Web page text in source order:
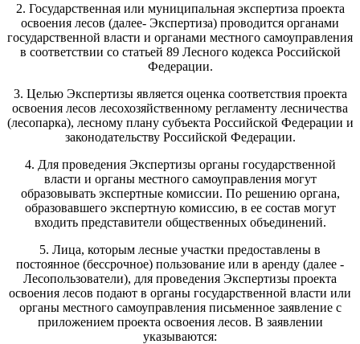
2. Государственная или муниципальная экспертиза проекта
освоения лесов (далее- Экспертиза) проводится органами
государственной власти и органами местного самоуправления
в соответствии со статьей 89 Лесного кодекса Российской
Федерации.
3. Целью Экспертизы является оценка соответствия проекта
освоения лесов лесохозяйственному регламенту лесничества
(лесопарка), лесному плану субъекта Российской Федерации и
законодательству Российской Федерации.
4. Для проведения Экспертизы органы государственной
власти и органы местного самоуправления могут
образовывать экспертные комиссии. По решению органа,
образовавшего экспертную комиссию, в ее состав могут
входить представители общественных объединений.
5. Лица, которым лесные участки предоставлены в
постоянное (бессрочное) пользование или в аренду (далее -
Лесопользователи), для проведения Экспертизы проекта
освоения лесов подают в органы государственной власти или
органы местного самоуправления письменное заявление с
приложением проекта освоения лесов. В заявлении
указываются: